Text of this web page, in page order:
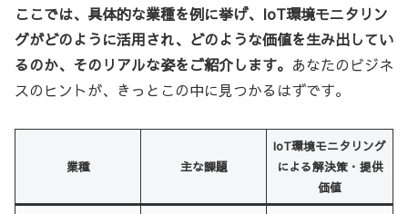
ここでは、具体的な業種を例に挙げ、IoT環境モニタリン
グがどのように活用され、どのような価値を生み出してい
るのか、そのリアルな姿をご紹介します。 あなたのビジネ
スのヒントが、きっとこの中に見つかるはずです。
業種 主な課題
IoT環境モニタリング
による解決策・提供
価値